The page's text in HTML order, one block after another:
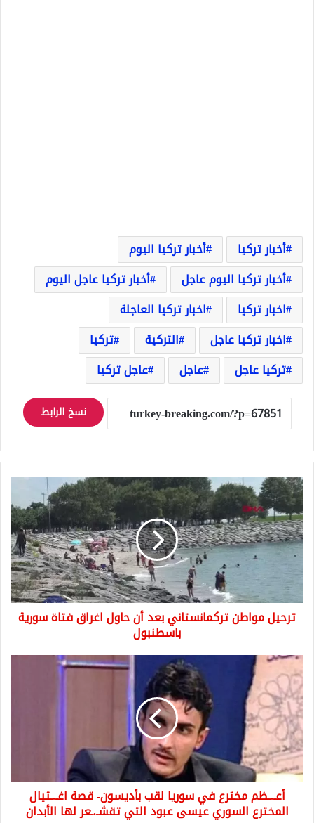
أخبار تركيا
أخبار تركيا اليوم
أخبار تركيا اليوم عاجل
أخبار تركيا عاجل اليوم
اخبار تركيا
اخبار تركيا العاجلة
اخبار تركيا عاجل
التركية
تركيا
تركيا عاجل
عاجل عاجل تركيا
نسخ الرابط
ترحيل
مواطن
تركمانستاني
بعد
أن
حاول
اغراق
فتاة
سورية
باسطنبول
ترحيل مواطن تركمانستاني بعد أن حاول اغراق فتاة سورية
باسطنبول
أعـ.ـظم
مخترع
في
سوريا
لقب
بأديسون-
قصة
اغـ.ـتيال
المخترع
السوري
عيسى
أعـ.ـظم مخترع في سوريا لقب بأديسون- قصة اغـ.ـتيال
المخترع السوري عيسى عبود التي تقشـ.ـعر لها الأبدان